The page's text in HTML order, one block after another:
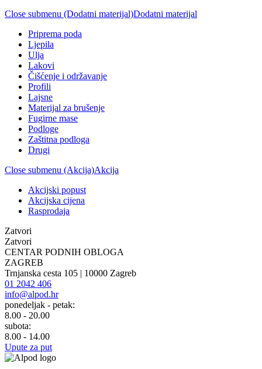
Close submenu (Dodatni materijal)Dodatni materijal
Priprema poda
Ljepila
Ulja
Lakovi
Čišćenje i održavanje
Profili
Lajsne
Materijal za brušenje
Fugirne mase
Podloge
Zaštitna podloga
Drugi
Close submenu (Akcija)Akcija
Akcijski popust
Akcijska cijena
Rasprodaja
Zatvori
Zatvori
CENTAR PODNIH OBLOGA
ZAGREB
Trnjanska cesta 105 | 10000 Zagreb
01 2042 406
info@alpod.hr
ponedeljak - petak:
8.00 - 20.00
subota:
8.00 - 14.00
Upute za put